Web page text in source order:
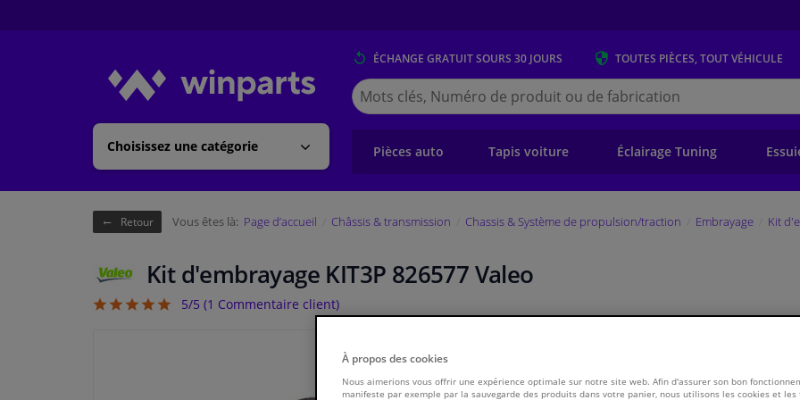
Choisissez une catégorie
ÉCHANGE GRATUITSOURS 30 JOURS TOUTES PIÈCES, TOUT VÉHICULE
Chercher
Winparts.be
(Wallonie)
Pièces auto Tapis voiture Éclairage Tuning
Retour Vous êtes là: Page d’accueil Châssis & transmission Chassis & Système de propulsion/traction Embrayage Kit
Kit d'embrayage KIT3P 826577 Valeo
5/5 (1 Commentaire client)
€ 82,
À propos des cookies
Nous aimerions vous offrir une expérience optimale sur notre site web. Afin d'assurer son bon
manifeste par exemple par la sauvegarde des produits dans votre panier, nous utilisons les cookies et les